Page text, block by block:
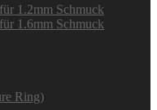
1.2mm Schmuck
1.6mm Schmuck
Ring)